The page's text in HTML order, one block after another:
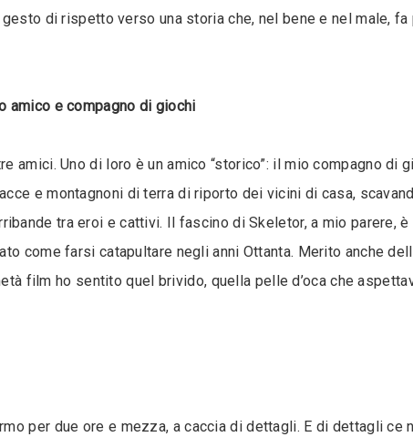
gesto di rispetto verso una storia che, nel bene e nel male,
amico e compagno di giochi
amici. Uno di loro è un amico “storico”: il mio compagno di
e montagnoni di terra di riporto dei vicini di casa,
tra eroi e cattivi. Il fascino di Skeletor, a mio parere,
come farsi catapultare negli anni Ottanta. Merito anche
film ho sentito quel brivido, quella pelle d’oca che
per due ore e mezza, a caccia di dettagli. E di dettagli